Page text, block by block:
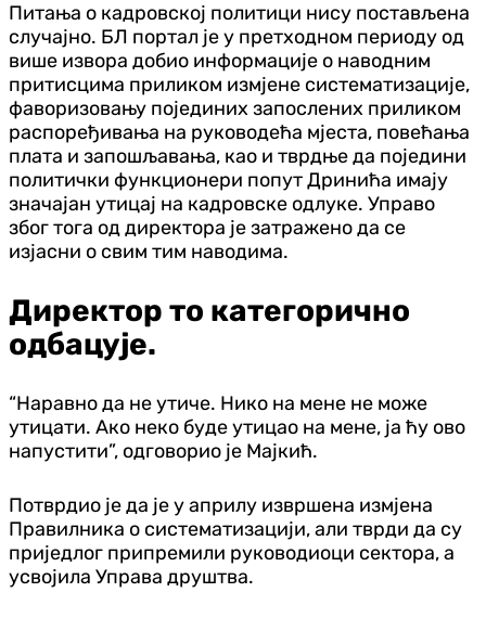
Питања о кадровској политици нису постављена
случајно. БЛ портал је у претходном периоду од
више извора добио информације о наводним
притисцима приликом измјене систематизације,
фаворизовању појединих запослених приликом
распоређивања на руководећа мјеста, повећања
плата и запошљавања, као и тврдње да поједини
политички функционери попут Дринића имају
значајан утицај на кадровске одлуке. Управо
због тога од директора је затражено да се
изјасни о свим тим наводима.
Директор то категорично
одбацује.
“Наравно да не утиче. Нико на мене не може
утицати. Ако неко буде утицао на мене, ја ћу ово
напустити”, одговорио је Мајкић.
Потврдио је да је у априлу извршена измјена
Правилника о систематизацији, али тврди да су
приједлог припремили руководиоци сектора, а
усвојила Управа друштва.